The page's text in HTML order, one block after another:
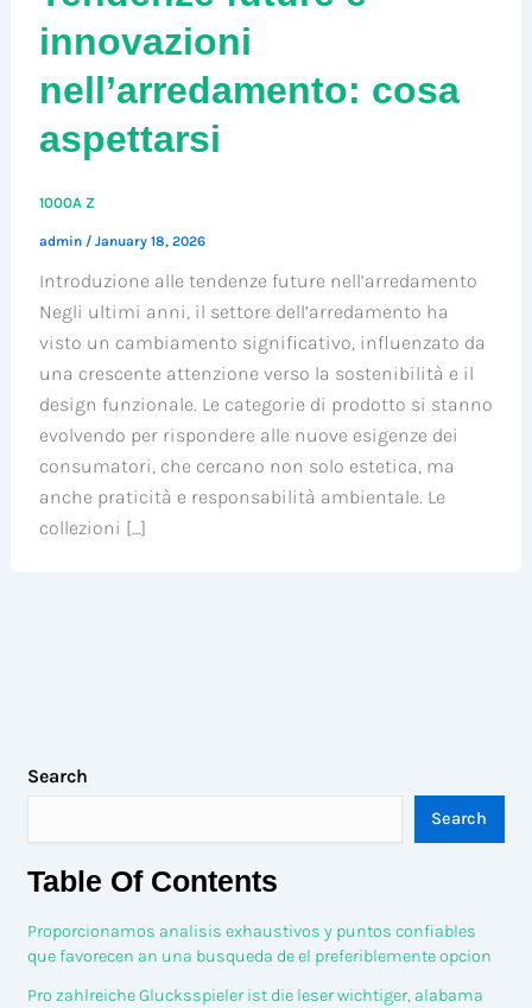
innovazioni
nell’arredamento: cosa
aspettarsi
1000A Z
admin / January 18, 2026
Introduzione alle tendenze future nell’arredamento
Negli ultimi anni, il settore dell’arredamento ha
visto un cambiamento significativo, influenzato da
una crescente attenzione verso la sostenibilità e il
design funzionale. Le categorie di prodotto si stanno
evolvendo per rispondere alle nuove esigenze dei
consumatori, che cercano non solo estetica, ma
anche praticità e responsabilità ambientale. Le
collezioni […]
Search
Search
Table Of Contents
Proporcionamos analisis exhaustivos y puntos confiables
que favorecen an una busqueda de el preferiblemente opcion
Pro zahlreiche Glucksspieler ist die leser wichtiger, alabama